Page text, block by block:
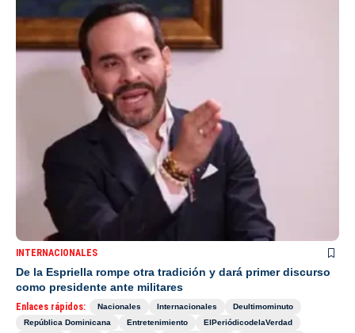
INTERNACIONALES
De la Espriella rompe otra tradición y dará primer discurso
como presidente ante militares
Enlaces rápidos: Nacionales Internacionales
Deultimominuto
República Dominicana
Entretenimiento
ElPeriódicodelaVerdad